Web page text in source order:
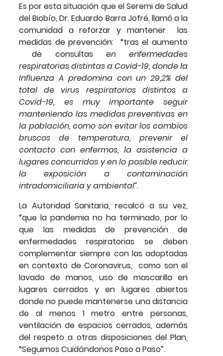
Es por esta situación que el Seremi de Salud
del Biobío, Dr. Eduardo Barra Jofré, llamó a la
comunidad a reforzar y mantener las
medidas de prevención: “tras el aumento
de consultas en enfermedades
respiratorias distintas a Covid-19, donde la
Influenza A predomina con un 29,2% del
total de virus respiratorios distintos a
Covid-19, es muy importante seguir
manteniendo las medidas preventivas en
la población, como son evitar los cambios
bruscos de temperatura, prevenir el
contacto con enfermos, la asistencia a
lugares concurridos y en lo posible reducir
la exposición a contaminación
intradomiciliaria y ambiental”.
La Autoridad Sanitaria, recalcó a su vez,
“que la pandemia no ha terminado, por lo
que las medidas de prevención de
enfermedades respiratorias se deben
complementar siempre con las adoptadas
en contexto de Coronavirus, como son el
lavado de manos, uso de mascarilla en
lugares cerrados y en lugares abiertos
donde no puede mantenerse una distancia
de al menos 1 metro entre personas,
ventilación de espacios cerrados, además
del respeto a otras disposiciones del Plan,
“Seguimos Cuidándonos Paso a Paso”.